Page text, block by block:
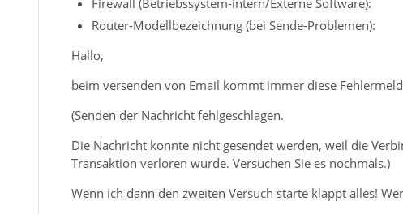
Firewall (Betriebssystem-intern/Externe Software):
Router-Modellbezeichnung (bei Sende-Problemen):
Hallo,
beim versenden von Email kommt immer diese
(Senden der Nachricht fehlgeschlagen.
Die Nachricht konnte nicht gesendet werden, weil die
Transaktion verloren wurde. Versuchen Sie es nochmals.)
Wenn ich dann den zweiten Versuch starte klappt alles!